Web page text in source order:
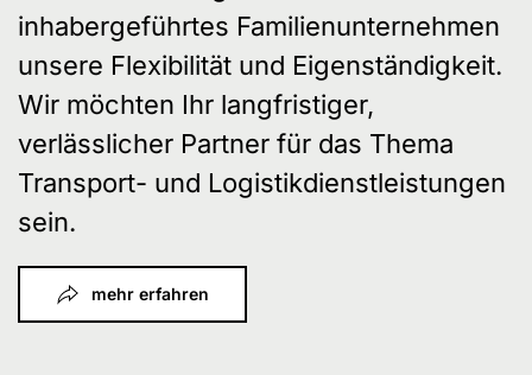
inhabergeführtes Familienunternehmen
unsere Flexibilität und Eigenständigkeit.
Wir möchten Ihr langfristiger,
verlässlicher Partner für das Thema
Transport- und Logistikdienstleistungen
sein.
mehr erfahren